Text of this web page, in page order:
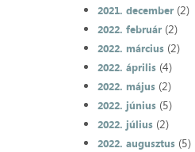
2021. december(2)
2022. február(2)
2022. március(2)
2022. április(4)
2022. május(2)
2022. június(5)
2022. július(2)
2022. augusztus(5)